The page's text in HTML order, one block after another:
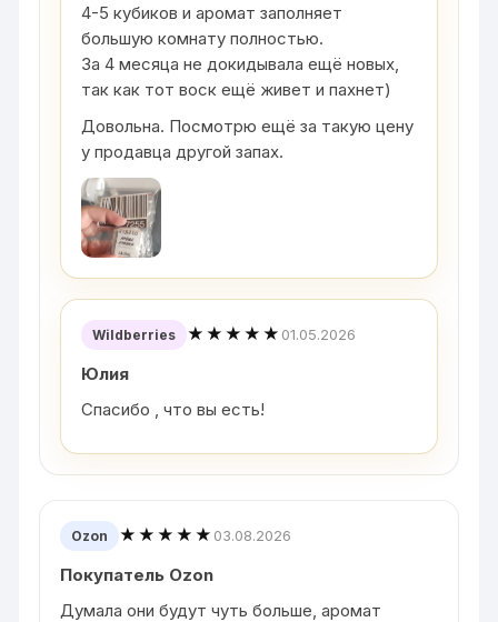
4-5 кубиков и аромат заполняет
большую комнату полностью.
За 4 месяца не докидывала ещё новых,
так как тот воск ещё живет и пахнет)
Довольна. Посмотрю ещё за такую цену
у продавца другой запах.
Wildberries ★★★★★ 01.05.2026
Юлия
Спасибо , что вы есть!
Ozon ★★★★★ 03.08.2026
Покупатель Ozon
Думала они будут чуть больше, аромат